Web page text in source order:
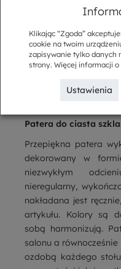
Kup w komplecie
Patera do ciasta
Przepiękna patera
dekorowany w
niezwykłym
nieregularny,
nakładana jest
artykułu. Kolory są
sobą harmonizują.
salonu a
ozdobą każdego
Klikając “Zgoda”
cookie na twoim
zapisywanie tylko danych
strony. Więcej informacji o
Ustawienia